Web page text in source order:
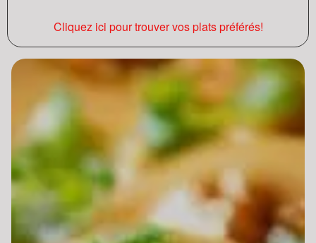
Cliquez ici pour trouver vos plats préférés!